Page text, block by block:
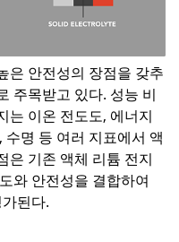
은 안전성의 장점을 갖추
주목받고 있다. 성능 비
는 이온 전도도, 에너지
명 등 여러 지표에서 액
은 기존 액체 리튬 전지
와 안전성을 결합하여
된다.